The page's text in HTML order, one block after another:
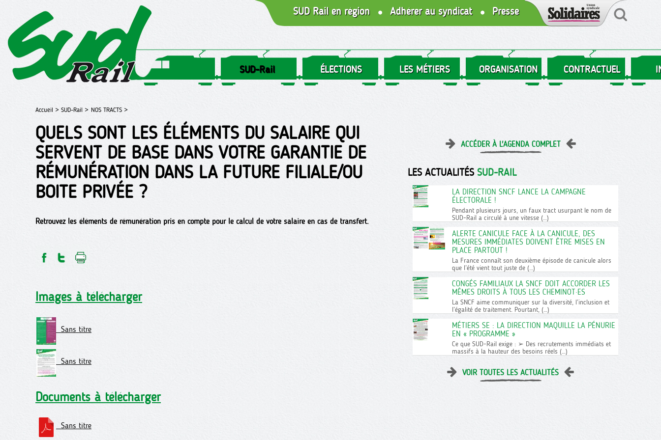
SUD Rail en région Adhérer au syndicat Presse
SUD-Rail ÉLECTIONS LES MÉTIERS ORGANISATION CONTRACTUEL
Accueil > SUD-Rail > NOS TRACTS >
QUELS SONT LES ÉLÉMENTS DU SALAIRE QUI
SERVENT DE BASE DANS VOTRE GARANTIE DE
RÉMUNÉRATION DANS LA FUTURE FILIALE/OU
BOITE PRIVÉE ?
Retrouvez les éléments de rémunération pris en compte pour le calcul de votre salaire en cas de transfert.
Images à télécharger
Sans titre
Sans titre
Documents à télécharger
Sans titre
ACCÉDER À L'AGENDA COMPLET
LES ACTUALITÉS SUD-RAIL
LA DIRECTION SNCF LANCE LA CAMPAGNE
ÉLECTORALE !
Pendant plusieurs jours, un faux tract usurpant le nom de
SUD-Rail a circulé à une vitesse (…)
ALERTE CANICULE FACE À LA CANICULE, DES
MESURES IMMÉDIATES DOIVENT ÊTRE MISES EN
PLACE PARTOUT !
La France connaît son deuxième épisode de canicule alors
que l’été vient tout juste de (…)
CONGÉS FAMILIAUX LA SNCF DOIT ACCORDER LES
MÊMES DROITS À TOUS LES CHEMINOT·ES
La SNCF aime communiquer sur la diversité, l’inclusion et
l’égalité de traitement. Pourtant, (…)
MÉTIERS SE : LA DIRECTION MAQUILLE LA PÉNURIE
EN « PROGRAMME »
Ce que SUD-Rail exige : ➢ Des recrutements immédiats et
massifs à la hauteur des besoins réels (…)
VOIR TOUTES LES ACTUALITÉS